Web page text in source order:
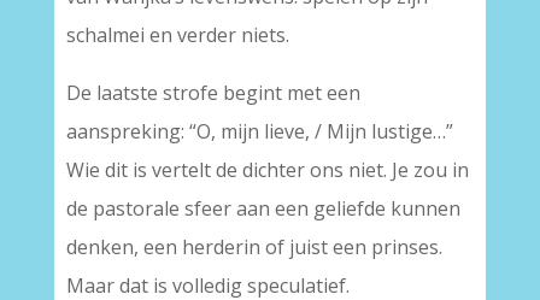
schalmei en verder niets.
De laatste strofe begint met een
aanspreking: “O, mijn lieve, / Mijn lustige…”
Wie dit is vertelt de dichter ons niet. Je zou in
de pastorale sfeer aan een geliefde kunnen
denken, een herderin of juist een prinses.
Maar dat is volledig speculatief.